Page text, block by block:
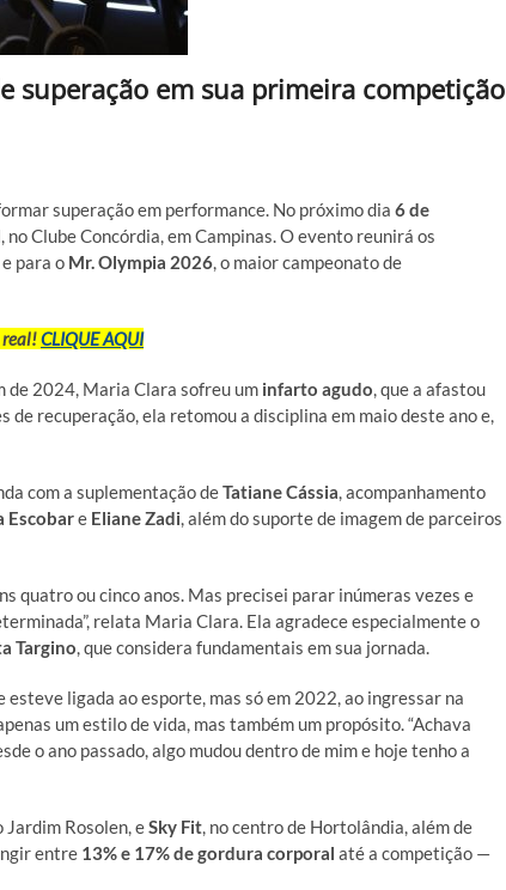
superação em sua primeira competição
superação em performance. No próximo dia 6 de
, no Clube Concórdia, em Campinas. O evento reunirá os
e para o Mr. Olympia 2026, o maior campeonato de
real!CLIQUE AQUI
2024, Maria Clara sofreu um infarto agudo, que a afastou
recuperação, ela retomou a disciplina em maio deste ano e,
com a suplementação deTatiane Cássia, acompanhamento
Escobare Eliane Zadi, além do suporte de imagem de parceiros
quatro ou cinco anos. Mas precisei parar inúmeras vezes e
relata Maria Clara. Ela agradece especialmente o
Targino, que considera fundamentais em sua jornada.
ligada ao esporte, mas só em 2022, ao ingressar na
um estilo de vida, mas também um propósito. “Achava
o ano passado, algo mudou dentro de mim e hoje tenho a
Jardim Rosolen, eSky Fit, no centro de Hortolândia, além de
entre 13% e 17% de gordura corporal até a competição —